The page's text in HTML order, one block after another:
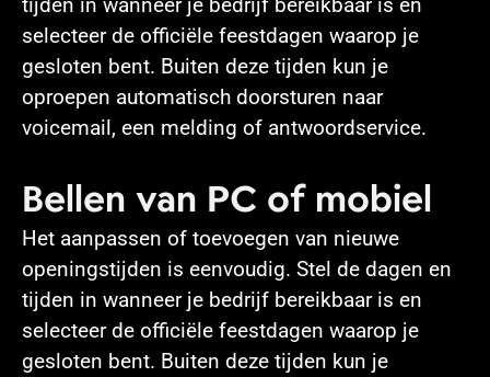
tijden in wanneer je bedrijf bereikbaar is en
selecteer de officiële feestdagen waarop je
gesloten bent. Buiten deze tijden kun je
oproepen automatisch doorsturen naar
voicemail, een melding of antwoordservice.
Bellen van PC of mobiel
Het aanpassen of toevoegen van nieuwe
openingstijden is eenvoudig. Stel de dagen en
tijden in wanneer je bedrijf bereikbaar is en
selecteer de officiële feestdagen waarop je
gesloten bent. Buiten deze tijden kun je